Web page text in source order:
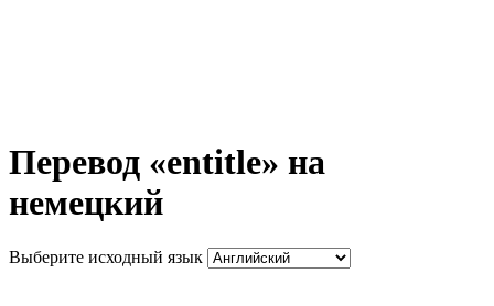
Перевод «entitle» на
немецкий
Выберите исходный язык